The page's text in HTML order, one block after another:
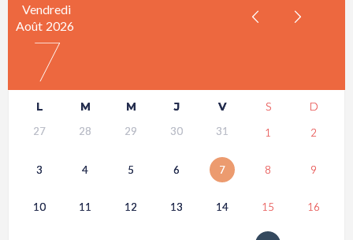
Vendredi
Août 2026
7
L M M J V S D
27 28 29 30 31 1 2
3 4 5 6 7 8 9
10 11 12 13 14 15 16